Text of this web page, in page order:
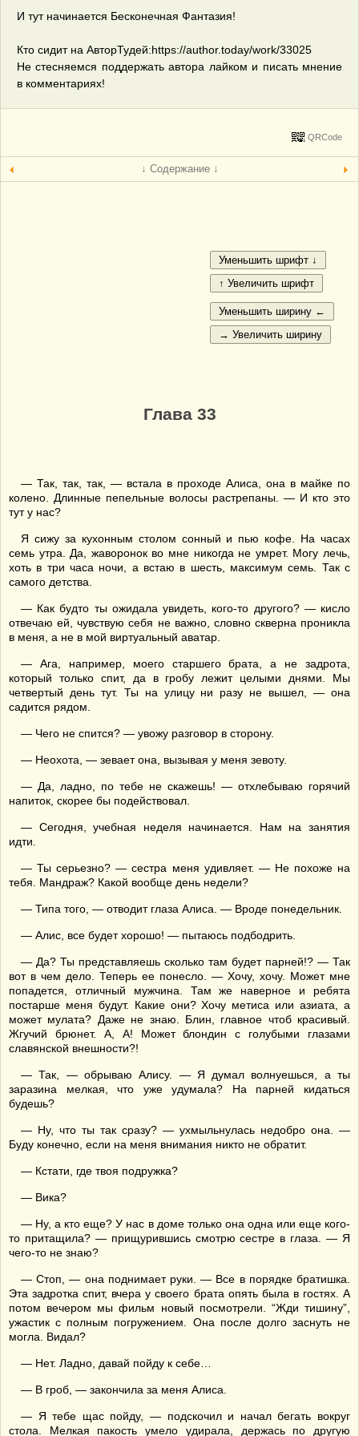
И тут начинается Бесконечная Фантазия!
Кто сидит на АвторТудей:https://author.today/work/33025
Не стесняемся поддержать автора лайком и писать мнение
в комментариях!
QRCode
↓ Содержание ↓
Глава 33
— Так, так, так, — встала в проходе Алиса, она в майке по
колено. Длинные пепельные волосы растрепаны. — И кто это
тут у нас?
Я сижу за кухонным столом сонный и пью кофе. На часах
семь утра. Да, жаворонок во мне никогда не умрет. Могу лечь,
хоть в три часа ночи, а встаю в шесть, максимум семь. Так с
самого детства.
— Как будто ты ожидала увидеть, кого-то другого? — кисло
отвечаю ей, чувствую себя не важно, словно скверна проникла
в меня, а не в мой виртуальный аватар.
— Ага, например, моего старшего брата, а не задрота,
который только спит, да в гробу лежит целыми днями. Мы
четвертый день тут. Ты на улицу ни разу не вышел, — она
садится рядом.
— Чего не спится? — увожу разговор в сторону.
— Неохота, — зевает она, вызывая у меня зевоту.
— Да, ладно, по тебе не скажешь! — отхлебываю горячий
напиток, скорее бы подействовал.
— Сегодня, учебная неделя начинается. Нам на занятия
идти.
— Ты серьезно? — сестра меня удивляет. — Не похоже на
тебя. Мандраж? Какой вообще день недели?
— Типа того, — отводит глаза Алиса. — Вроде понедельник.
— Алис, все будет хорошо! — пытаюсь подбодрить.
— Да? Ты представляешь сколько там будет парней!? — Так
вот в чем дело. Теперь ее понесло. — Хочу, хочу. Может мне
попадется, отличный мужчина. Там же наверное и ребята
постарше меня будут. Какие они? Хочу метиса или азиата, а
может мулата? Даже не знаю. Блин, главное чтоб красивый.
Жгучий брюнет. А, А! Может блондин с голубыми глазами
славянской внешности?!
— Так, — обрываю Алису. — Я думал волнуешься, а ты
заразина мелкая, что уже удумала? На парней кидаться
будешь?
— Ну, что ты так сразу? — ухмыльнулась недобро она. —
Буду конечно, если на меня внимания никто не обратит.
— Кстати, где твоя подружка?
— Вика?
— Ну, а кто еще? У нас в доме только она одна или еще кого-
то притащила? — прищурившись смотрю сестре в глаза. — Я
чего-то не знаю?
— Стоп, — она поднимает руки. — Все в порядке братишка.
Эта задротка спит, вчера у своего брата опять была в гостях. А
потом вечером мы фильм новый посмотрели. “Жди тишину”,
ужастик с полным погружением. Она после долго заснуть не
могла. Видал?
— Нет. Ладно, давай пойду к себе…
— В гроб, — закончила за меня Алиса.
— Я тебе щас пойду, — подскочил и начал бегать вокруг
стола. Мелкая пакость умело удирала, держась по другую